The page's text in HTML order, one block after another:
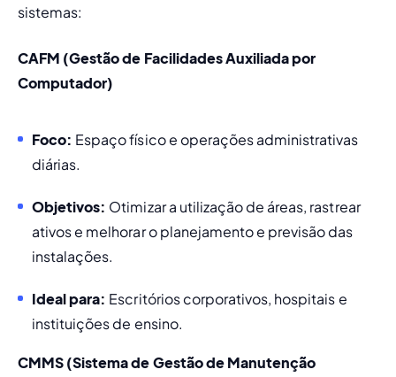
sistemas:
CAFM (Gestão de Facilidades Auxiliada por
Computador)
Foco: Espaço físico e operações administrativas
diárias.
Objetivos: Otimizar a utilização de áreas, rastrear
ativos e melhorar o planejamento e previsão das
instalações.
Ideal para: Escritórios corporativos, hospitais e
instituições de ensino.
CMMS (Sistema de Gestão de Manutenção